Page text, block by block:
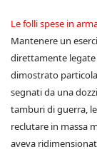
Le folli spese in
Mantenere un
direttamente legate
dimostrato
segnati da una
tamburi di guerra,
reclutare in massa
aveva